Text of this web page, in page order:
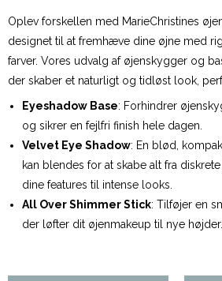
Oplev forskellen med MarieChristines
designet til at fremhæve dine øjne med
farver. Vores udvalg af øjenskygger og
der skaber et naturligt og tidløst look,
Eyeshadow Base: Forhindrer
og sikrer en fejlfri finish hele dagen.
Velvet Eye Shadow: En blød,
kan blendes for at skabe alt fra
dine features til intense looks.
All Over Shimmer Stick: Tilføjer en
der løfter dit øjenmakeup til nye højder.